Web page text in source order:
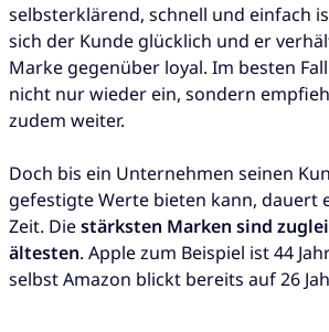
selbsterklärend, schnell und einfach
sich der Kunde glücklich und er
Marke gegenüber loyal. Im besten
nicht nur wieder ein, sondern
zudem weiter.
Doch bis ein Unternehmen seinen
gefestigte Werte bieten kann, dauert
Zeit. Diestärksten Marken sind
ältesten. Apple zum Beispiel ist 44
selbst Amazon blickt bereits auf 26